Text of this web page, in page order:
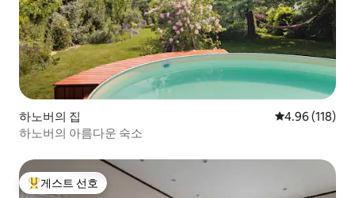
하노버의 집 평점 4.96점(5
4.96 (118)
하노버의 아름다운 숙소
상위 게스트 선호
게스트 선호